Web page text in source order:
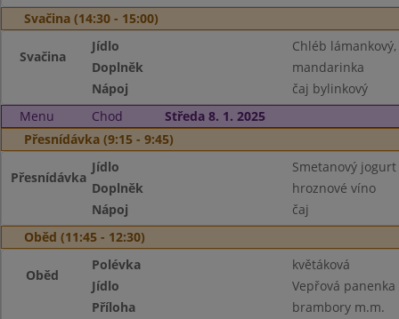
Svačina (14:30 - 15:00)
Svačina
Jídlo
Chléb
Doplněk
mandarinka
Nápoj
čaj bylinkový
Menu
Chod
Středa 8. 1. 2025
Přesnídávka (9:15 - 9:45)
Přesnídávka
Jídlo
Smetanový
Doplněk
hroznové víno
Nápoj
čaj
Oběd (11:45 - 12:30)
Oběd
Polévka
květáková
Jídlo
Vepřová
Příloha
brambory m.m.